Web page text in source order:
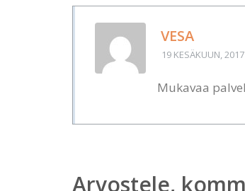
VESA
19 KESÄKUUN, 2017
Mukavaa
Arvostele,